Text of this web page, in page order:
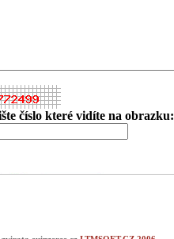
číslo které vidíte na obrazku: